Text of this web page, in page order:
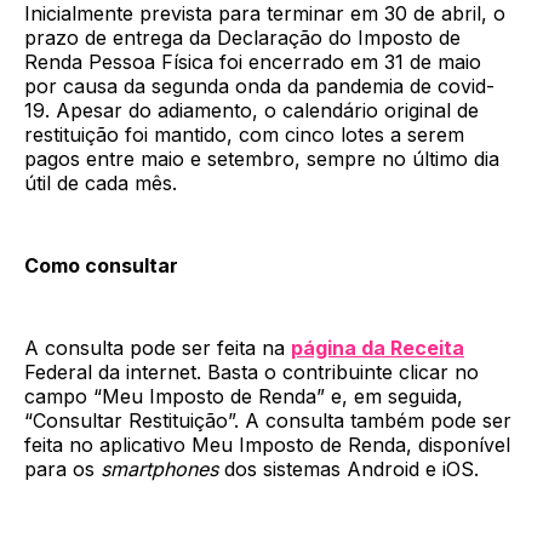
Inicialmente prevista para terminar em 30 de abril, o
prazo de entrega da Declaração do Imposto de
Renda Pessoa Física foi encerrado em 31 de maio
por causa da segunda onda da pandemia de covid-
19. Apesar do adiamento, o calendário original de
restituição foi mantido, com cinco lotes a serem
pagos entre maio e setembro, sempre no último dia
útil de cada mês.
Como consultar
A consulta pode ser feita na página da Receita
Federal da internet. Basta o contribuinte clicar no
campo “Meu Imposto de Renda” e, em seguida,
“Consultar Restituição”. A consulta também pode ser
feita no aplicativo Meu Imposto de Renda, disponível
para os smartphones dos sistemas Android e iOS.